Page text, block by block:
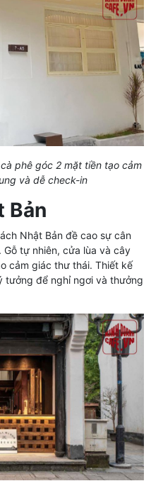
phê góc 2 mặt tiền tạo cảm
và dễ check-in
Bản
Nhật Bản đề cao sự cân
tự nhiên, cửa lùa và cây
cảm giác thư thái. Thiết kế
tưởng để nghỉ ngơi và thưởng